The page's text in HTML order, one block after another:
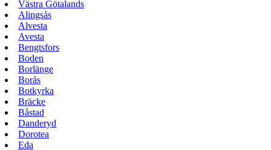
Västra Götalands
Alingsås
Alvesta
Avesta
Bengtsfors
Boden
Borlänge
Borås
Botkyrka
Bräcke
Båstad
Danderyd
Dorotea
Eda